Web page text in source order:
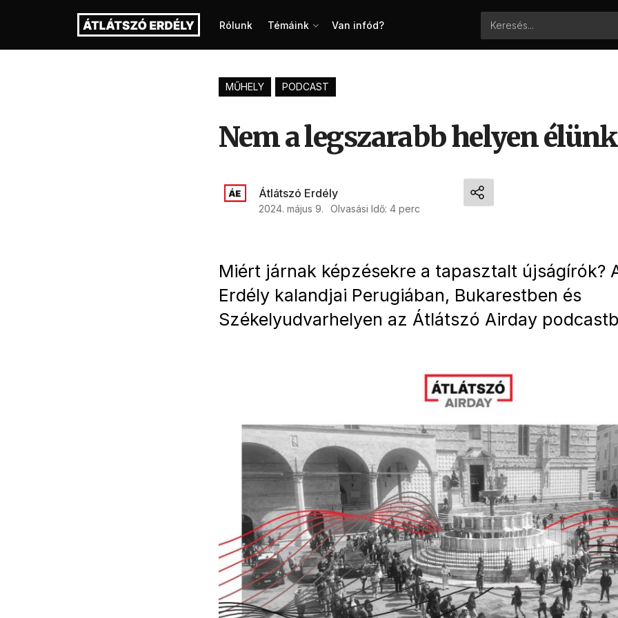
Rólunk Témáink Van infód?
MŰHELY PODCAST
Nem a legszarabb helyen
Átlátszó Erdély
2024. május 9. Olvasási Idő: 4 perc
Miért járnak képzésekre a tapasztalt újságírók?
Erdély kalandjai Perugiában, Bukarestben és
Székelyudvarhelyen az Átlátszó Airday